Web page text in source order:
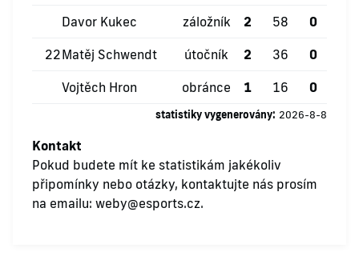
Davor Kukec záložník 2 58 0
22Matěj Schwendt útočník 2 36 0
Vojtěch Hron obránce 1 16 0
statistiky vygenerovány: 2026-8-8
Kontakt
Pokud budete mít ke statistikám jakékoliv
připomínky nebo otázky, kontaktujte nás prosím
na emailu: weby@esports.cz.